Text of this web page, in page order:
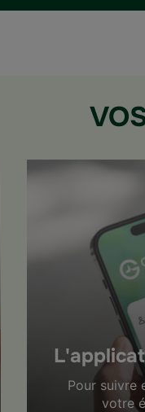
Pour suivre
votre